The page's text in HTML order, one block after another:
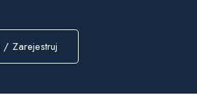
/ Zarejestruj